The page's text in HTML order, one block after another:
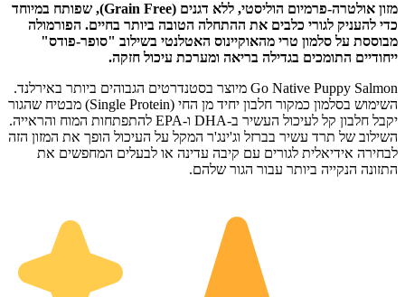
מזון אולטרה-פרמיום הוליסטי, ללא דגנים (Grain Free), שפותח במיוחד
כדי להעניק לגורי כלבים את ההתחלה הטובה ביותר בחיים. הפורמולה
מבוססת על סלמון טרי מהאוקיינוס האטלנטי בשילוב "סופר-פודס"
ייחודיים התומכים בגדילה בריאה ומערכת עיכול חזקה.
Go Native Puppy Salmon מיוצר בסטנדרטים הגבוהים ביותר באירלנד.
השימוש בסלמון כמקור חלבון יחיד מן החי (Single Protein) מבטיח שהגור
יקבל חלבון קל לעיכול העשיר ב-DHA ו-EPA להתפתחות המוח והראייה.
השילוב של תרד עשיר בברזל וג'ינג'ר המקל על העיכול הופך את המזון הזה
לבחירה אידיאלית לגורים עם קיבה עדינה או לבעלים המחפשים את
התזונה הנקייה ביותר עבור הגור שלהם.